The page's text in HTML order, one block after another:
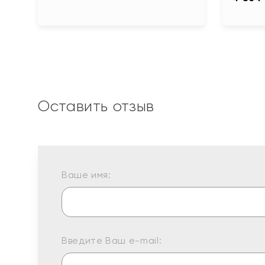
Оставить отзыв
Ваше имя:
Введите Ваш e-mail: